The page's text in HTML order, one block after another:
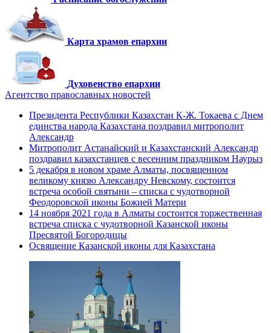
Карта храмов епархии
Духовенство епархии
Агентство православных новостей
Президента Республики Казахстан К-Ж. Токаева с Днем
единства народа Казахстана поздравил митрополит
Александр
Митрополит Астанайский и Казахстанский Александр
поздравил казахстанцев с весенним праздником Наурыз
5 декабря в новом храме Алматы, посвященном
великому князю Александру Невскому, состоится
встреча особой святыни – списка с чудотворной
Феодоровской иконы Божией Матери
14 ноября 2021 года в Алматы состоится торжественная
встреча списка с чудотворной Казанской иконы
Пресвятой Богородицы
Освящение Казанской иконы для Казахстана